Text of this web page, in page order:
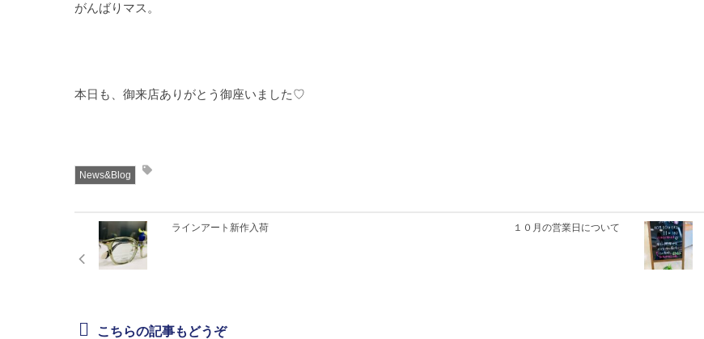
がんばりマス。
本日も、御来店ありがとう御座いました♡
News&Blog
ラインアート新作入荷 １０月の営業日について
こちらの記事もどうぞ